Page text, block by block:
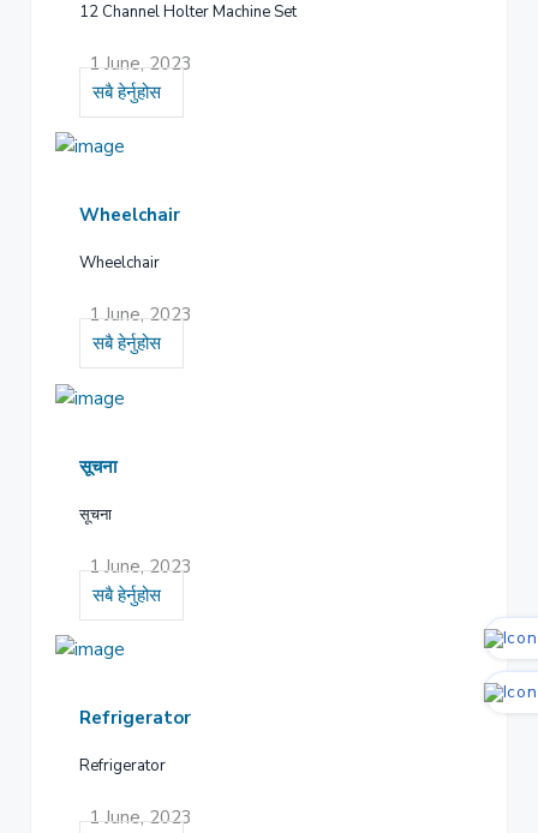
12 Channel Holter Machine Set
1 June, 2023
सबै हेर्नुहोस
Wheelchair
Wheelchair
1 June, 2023
सबै हेर्नुहोस
सूचना
सूचना
1 June, 2023
सबै हेर्नुहोस
Refrigerator
Refrigerator
1 June, 2023